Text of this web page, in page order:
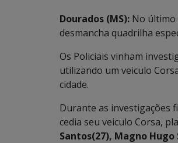
Dourados (MS): No último
desmancha quadrilha
Os Policiais vinham
utilizando um veiculo
cidade.
Durante as investigações
cedia seu veiculo Corsa,
Santos(27), Magno